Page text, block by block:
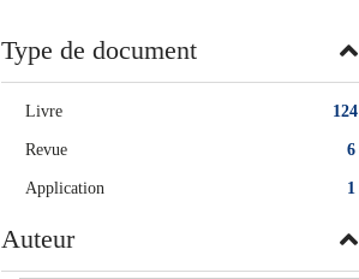
Type de document
124
Livre
6
Revue
1
Application
Auteur